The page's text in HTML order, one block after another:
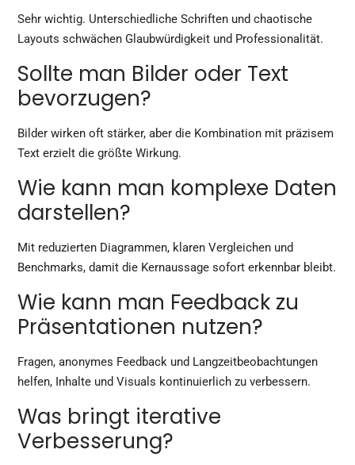
Sehr wichtig. Unterschiedliche Schriften und chaotische
Layouts schwächen Glaubwürdigkeit und Professionalität.
Sollte man Bilder oder Text
bevorzugen?
Bilder wirken oft stärker, aber die Kombination mit präzisem
Text erzielt die größte Wirkung.
Wie kann man komplexe Daten
darstellen?
Mit reduzierten Diagrammen, klaren Vergleichen und
Benchmarks, damit die Kernaussage sofort erkennbar bleibt.
Wie kann man Feedback zu
Präsentationen nutzen?
Fragen, anonymes Feedback und Langzeitbeobachtungen
helfen, Inhalte und Visuals kontinuierlich zu verbessern.
Was bringt iterative
Verbesserung?